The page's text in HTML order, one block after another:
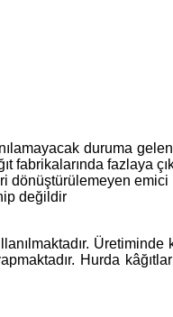
duruma
fabrikalarında fazlaya
dönüştürülemeyen
değildir
Hurda